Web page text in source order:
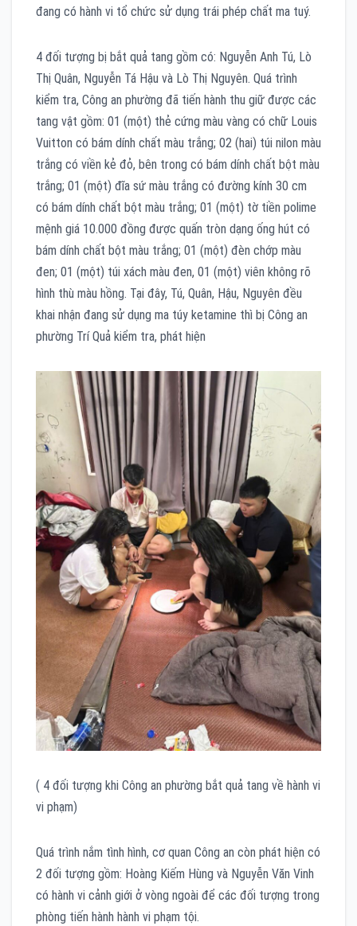
đang có hành vi tổ chức sử dụng trái phép chất ma tuý.
4 đối tượng bị bắt quả tang gồm có: Nguyễn Anh Tú, Lò
Thị Quân, Nguyễn Tá Hậu và Lò Thị Nguyên. Quá trình
kiểm tra, Công an phường đã tiến hành thu giữ được các
tang vật gồm: 01 (một) thẻ cứng màu vàng có chữ Louis
Vuitton có bám dính chất màu trắng; 02 (hai) túi nilon màu
trắng có viền kẻ đỏ, bên trong có bám dính chất bột màu
trắng; 01 (một) đĩa sứ màu trắng có đường kính 30 cm
có bám dính chất bột màu trắng; 01 (một) tờ tiền polime
mệnh giá 10.000 đồng được quấn tròn dạng ống hút có
bám dính chất bột màu trắng; 01 (một) đèn chớp màu
đen; 01 (một) túi xách màu đen, 01 (một) viên không rõ
hình thù màu hồng. Tại đây, Tú, Quân, Hậu, Nguyên đều
khai nhận đang sử dụng ma túy ketamine thì bị Công an
phường Trí Quả kiểm tra, phát hiện
( 4 đối tượng khi Công an phường bắt quả tang về hành vi
vi phạm)
Quá trình nắm tình hình, cơ quan Công an còn phát hiện có
2 đối tượng gồm: Hoàng Kiếm Hùng và Nguyễn Văn Vinh
có hành vi cảnh giới ở vòng ngoài để các đối tượng trong
phòng tiến hành hành vi phạm tội.